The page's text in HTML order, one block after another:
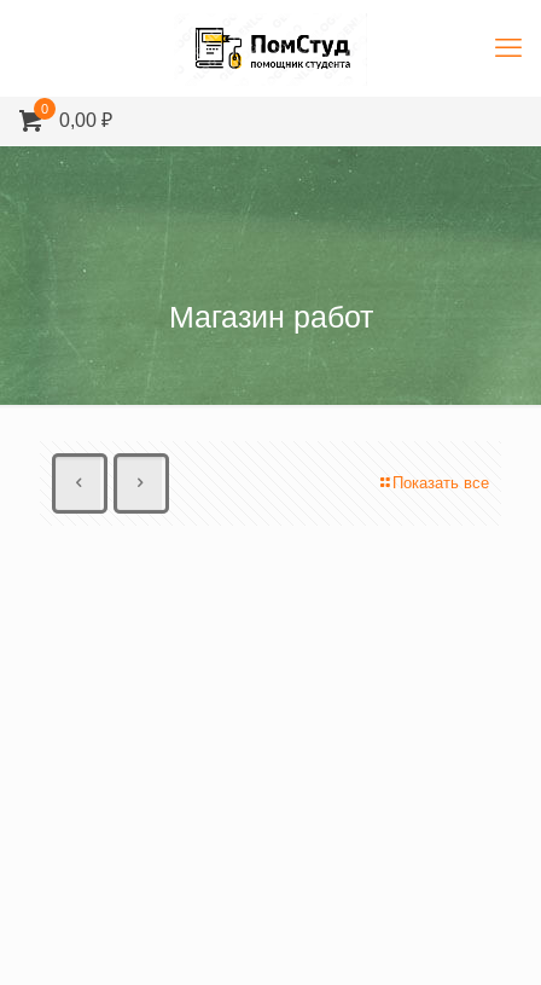
0
0,00 ₽
Магазин работ
Показать все